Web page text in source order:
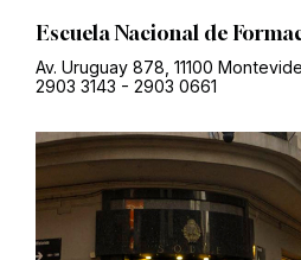
Escuela Nacional de
Av. Uruguay 878, 11100
2903 3143 - 2903 0661